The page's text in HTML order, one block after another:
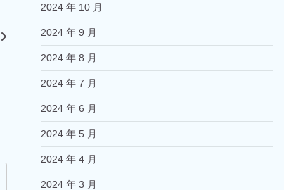
2024 年 10 月
2024 年 9 月
2024 年 8 月
2024 年 7 月
2024 年 6 月
2024 年 5 月
2024 年 4 月
2024 年 3 月